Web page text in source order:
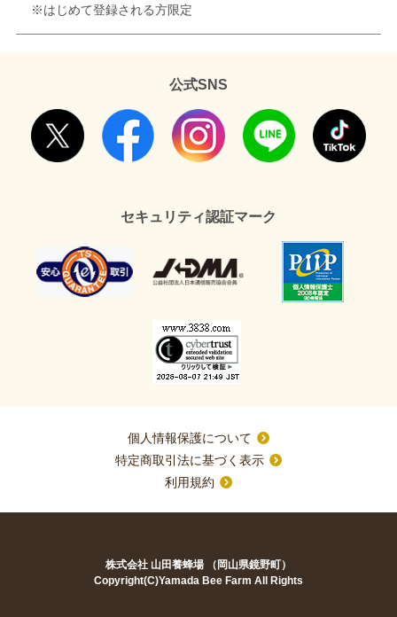
※はじめて登録される方限定
公式SNS
セキュリティ認証マーク
個人情報保護について
特定商取引法に基づく表示
利用規約
株式会社 山田養蜂場 （岡山県鏡野町）
Copyright(C)Yamada Bee Farm All Rights